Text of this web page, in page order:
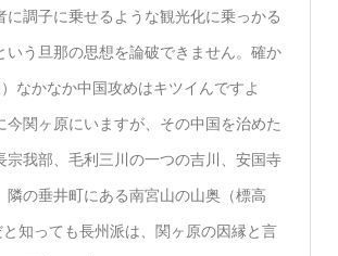
に調子に乗せるような観光化に乗っかる
いう旦那の思想を論破できません。確か
なかなか中国攻めはキツイんですよ
今関ヶ原にいますが、その中国を治めた
宗我部、毛利三川の一つの吉川、安国寺
隣の垂井町にある南宮山の山奥（標高
知っても長州派は、関ヶ原の因縁と言